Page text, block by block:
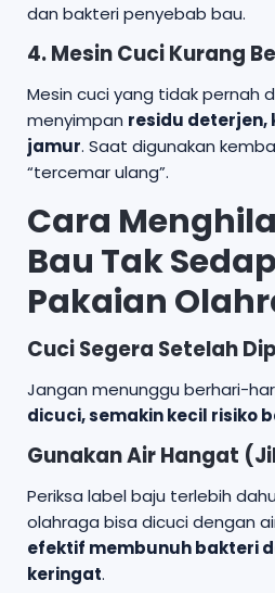
dan bakteri penyebab bau.
4. Mesin Cuci Kurang
Mesin cuci yang tidak pernah
menyimpan residu deterjen,
jamur. Saat digunakan
“tercemar ulang”.
Cara
Bau Tak
Pakaian
Cuci Segera Setelah
Jangan menunggu berhari-
dicuci, semakin kecil risiko
Gunakan Air Hangat
Periksa label baju terlebih
olahraga bisa dicuci dengan
efektif membunuh bakteri
keringat.